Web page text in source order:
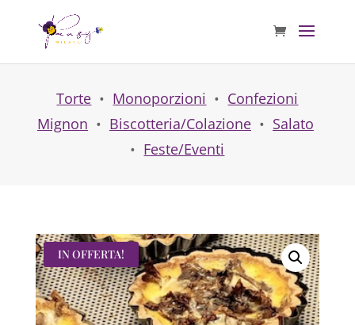
Torte • Monoporzioni • Confezioni
Mignon • Biscotteria/Colazione• Salato
• Feste/Eventi
IN OFFERTA!